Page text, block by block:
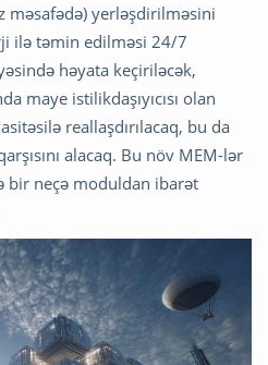
məsafədə) yerləşdirilməsini
ilə təmin edilməsi 24/7
həyata keçiriləcək,
maye istilikdaşıyıcısı olan
reallaşdırılacaq, bu da
alacaq. Bu növ MEM-lər
bir neçə moduldan ibarət